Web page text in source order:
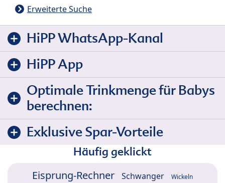
Erweiterte Suche
HiPP WhatsApp-Kanal
HiPP App
Optimale Trinkmenge für Babys
berechnen:
Exklusive Spar-Vorteile
Häufig geklickt
Eisprung-Rechner Schwanger Wickeln